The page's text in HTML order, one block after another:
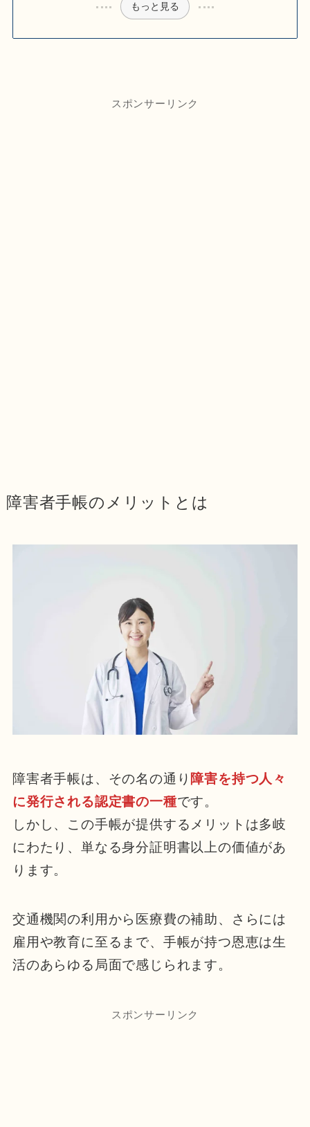
もっと見る
スポンサーリンク
障害者手帳のメリットとは
障害者手帳は、その名の通り 障害を持つ人々
に発行される認定書の一種です。
しかし、この手帳が提供するメリットは多岐
にわたり、単なる身分証明書以上の価値があ
ります。
交通機関の利用から医療費の補助、さらには
雇用や教育に至るまで、手帳が持つ恩恵は生
活のあらゆる局面で感じられます。
スポンサーリンク